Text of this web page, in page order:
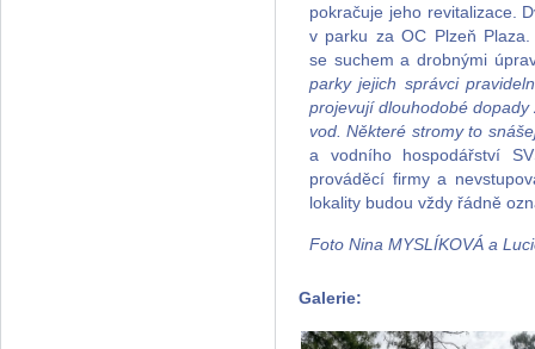
pokračuje jeho revitalizace.
v parku za OC Plzeň
se suchem a drobnými
parky jejich správci
projevují dlouhodobé
vod. Některé stromy to
a vodního hospodářství
prováděcí firmy a
lokality budou vždy řádně
Foto Nina MYSLÍKOVÁ a
Galerie: